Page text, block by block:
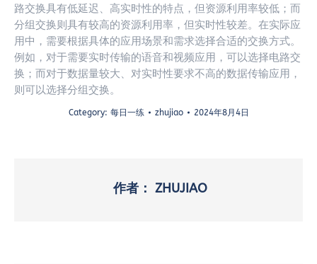
路交换具有低延迟、高实时性的特点，但资源利用率较低；而
分组交换则具有较高的资源利用率，但实时性较差。在实际应
用中，需要根据具体的应用场景和需求选择合适的交换方式。
例如，对于需要实时传输的语音和视频应用，可以选择电路交
换；而对于数据量较大、对实时性要求不高的数据传输应用，
则可以选择分组交换。
Category: 每日一练 zhujiao 2024年8月4日
作者： ZHUJIAO